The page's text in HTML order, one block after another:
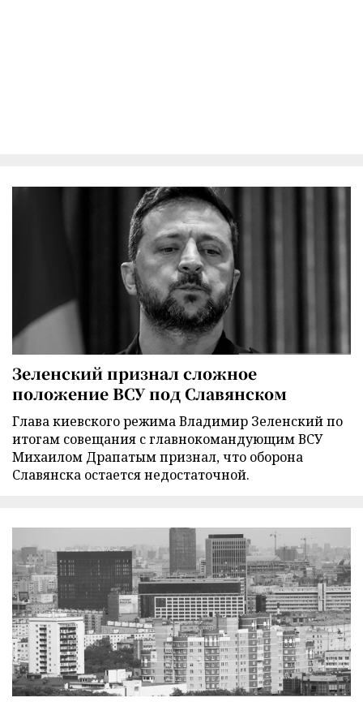
Зеленский признал сложное
положение ВСУ под Славянском
Глава киевского режима Владимир Зеленский по
итогам совещания с главнокомандующим ВСУ
Михаилом Драпатым признал, что оборона
Славянска остается недостаточной.